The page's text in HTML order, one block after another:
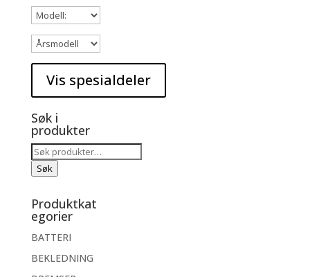
Søk i
produkter
Søk
etter:
Søk
Produktkat
egorier
BATTERI
BEKLEDNING